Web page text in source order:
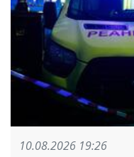
10.08.2026 19:26